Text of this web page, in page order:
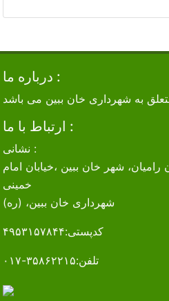
درباره ما :
به شهرداری خان ببین می باشد
ارتباط با ما :
نشانی :
شهر خان ببین ،‌خیابان امام
(ره) ،شهرداری خان ببین
کدپستی:۴۹۵۳۱۵۷۸۴۴
تلفن:۳۵۸۶۲۲۱۵-۰۱۷